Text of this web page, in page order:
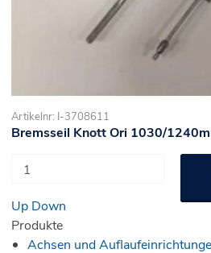
Artikelnr: I-3708611
Bremsseil Knott Ori 1030/
Up Down
Produkte
Achsen und